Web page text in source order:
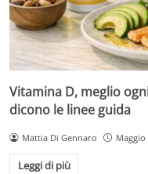
Vitamina D, meglio
dicono le linee guida
Mattia Di Gennaro Maggio
Leggi di più